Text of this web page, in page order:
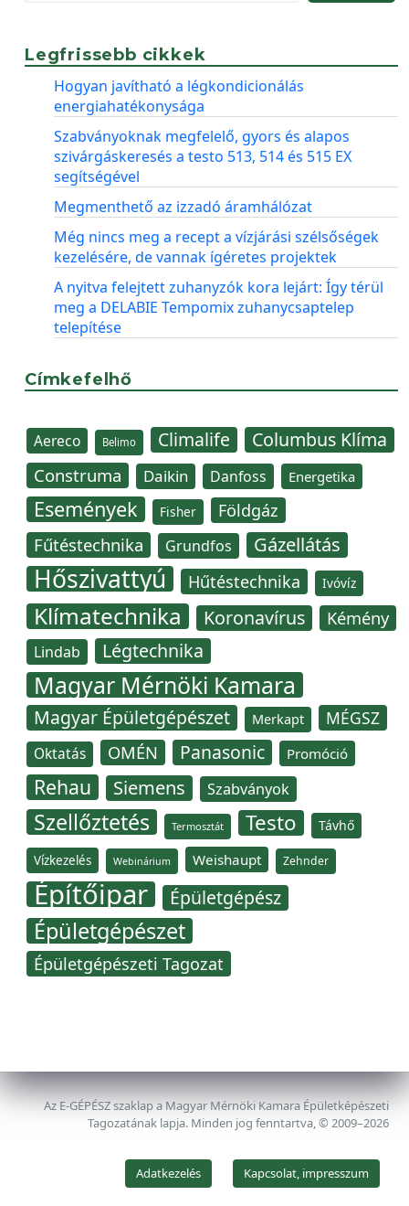
Legfrissebb cikkek
Hogyan javítható a légkondicionálás
energiahatékonysága
Szabványoknak megfelelő, gyors és alapos
szivárgáskeresés a testo 513, 514 és 515 EX
segítségével
Megmenthető az izzadó áramhálózat
Még nincs meg a recept a vízjárási szélsőségek
kezelésére, de vannak ígéretes projektek
A nyitva felejtett zuhanyzók kora lejárt: Így térül
meg a DELABIE Tempomix zuhanycsaptelep
telepítése
Címkefelhő
Aereco Belimo Climalife Columbus Klíma
Construma Daikin Danfoss Energetika
Események Fisher Földgáz
Fűtéstechnika Grundfos Gázellátás
Hőszivattyú Hűtéstechnika Ivóvíz
Klímatechnika Koronavírus Kémény
Lindab Légtechnika
Magyar Mérnöki Kamara
Magyar Épületgépészet Merkapt MÉGSZ
Oktatás OMÉN Panasonic Promóció
Rehau Siemens Szabványok
Szellőztetés Termosztát Testo Távhő
Vízkezelés Webinárium Weishaupt Zehnder
Építőipar Épületgépész
Épületgépészet
Épületgépészeti Tagozat
Az E-GÉPÉSZ szaklap a Magyar Mérnöki Kamara Épületképészeti
Tagozatának lapja. Minden jog fenntartva, © 2009–2026
Adatkezelés Kapcsolat, impresszum